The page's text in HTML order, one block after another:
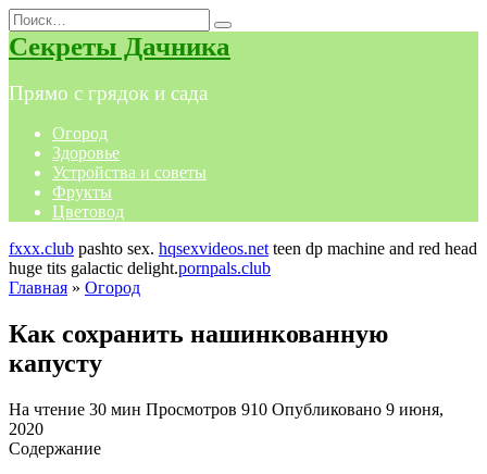
Перейти
к
содержанию
Search
for:
Секреты Дачника
Прямо с грядок и сада
Огород
Здоровье
Устройства и советы
Фрукты
Цветовод
fxxx.club pashto sex. hqsexvideos.net teen dp machine and red head
huge tits galactic delight.pornpals.club
Главная » Огород
Как сохранить нашинкованную
капусту
На чтение 30 мин Просмотров 910 Опубликовано 9 июня,
2020
Содержание